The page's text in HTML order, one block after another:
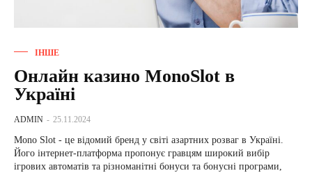
ІНШЕ
Онлайн казино MonoSlot в
Україні
ADMIN - 25.11.2024
Mono Slot - це відомий бренд у світі азартних розваг в Україні.
Його інтернет-платформа пропонує гравцям широкий вибір
ігрових автоматів та різноманітні бонуси та бонусні програми,